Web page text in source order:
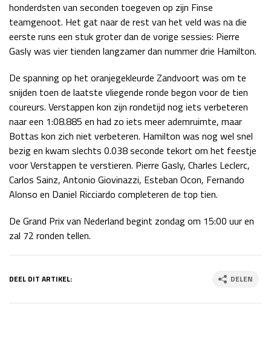
honderdsten van seconden toegeven op zijn Finse
teamgenoot. Het gat naar de rest van het veld was na die
eerste runs een stuk groter dan de vorige sessies: Pierre
Gasly was vier tienden langzamer dan nummer drie Hamilton.
De spanning op het oranjegekleurde Zandvoort was om te
snijden toen de laatste vliegende ronde begon voor de tien
coureurs. Verstappen kon zijn rondetijd nog iets verbeteren
naar een 1:08.885 en had zo iets meer ademruimte, maar
Bottas kon zich niet verbeteren. Hamilton was nog wel snel
bezig en kwam slechts 0.038 seconde tekort om het feestje
voor Verstappen te verstieren. Pierre Gasly, Charles Leclerc,
Carlos Sainz, Antonio Giovinazzi, Esteban Ocon, Fernando
Alonso en Daniel Ricciardo completeren de top tien.
De Grand Prix van Nederland begint zondag om 15:00 uur en
zal 72 ronden tellen.
DEEL DIT ARTIKEL: DELEN